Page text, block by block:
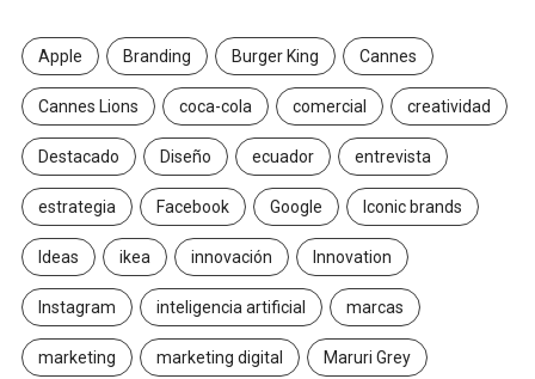
Apple Branding Burger King Cannes
Cannes Lions coca-cola comercial creatividad
Destacado Diseño ecuador entrevista
estrategia Facebook Google Iconic brands
Ideas ikea innovación Innovation
Instagram inteligencia artificial marcas
marketing marketing digital Maruri Grey